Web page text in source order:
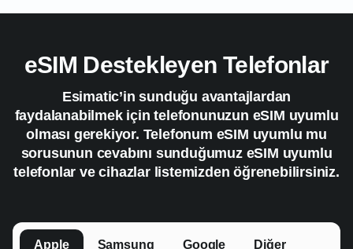
eSIM Destekleyen Telefonlar
Esimatic’in sunduğu avantajlardan
faydalanabilmek için telefonunuzun eSIM uyumlu
olması gerekiyor. Telefonum eSIM uyumlu mu
sorusunun cevabını sunduğumuz eSIM uyumlu
telefonlar ve cihazlar listemizden öğrenebilirsiniz.
Apple Samsung Google Diğer